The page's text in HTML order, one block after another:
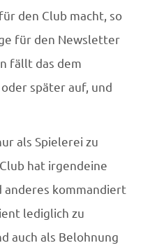
den Club macht, so
für den Newsletter
fällt das dem
später auf, und
als Spielerei zu
hat irgendeine
anderes kommandiert
lediglich zu
auch als Belohnung